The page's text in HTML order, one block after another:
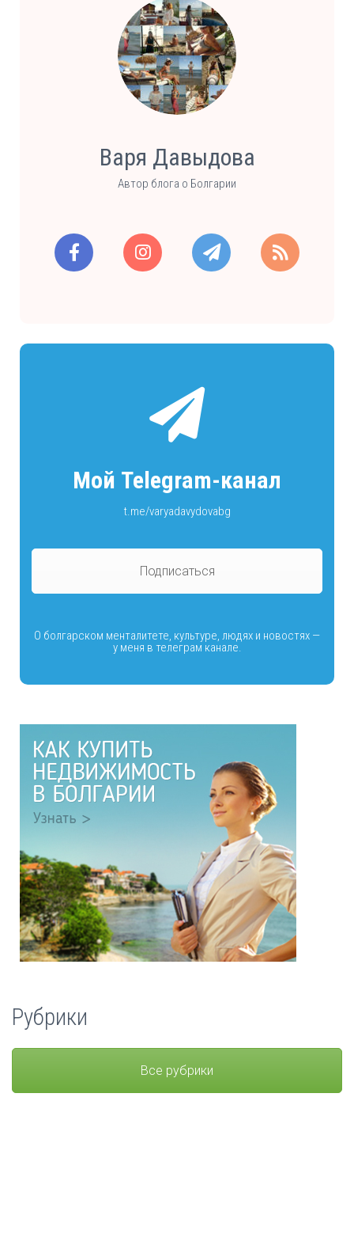
Варя Давыдова
Автор блога о Болгарии
Мой Telegram-канал
t.me/varyadavydovabg
Подписаться
О болгарском менталитете, культуре, людях и новостях —
у меня в телеграм канале.
Рубрики
Все рубрики